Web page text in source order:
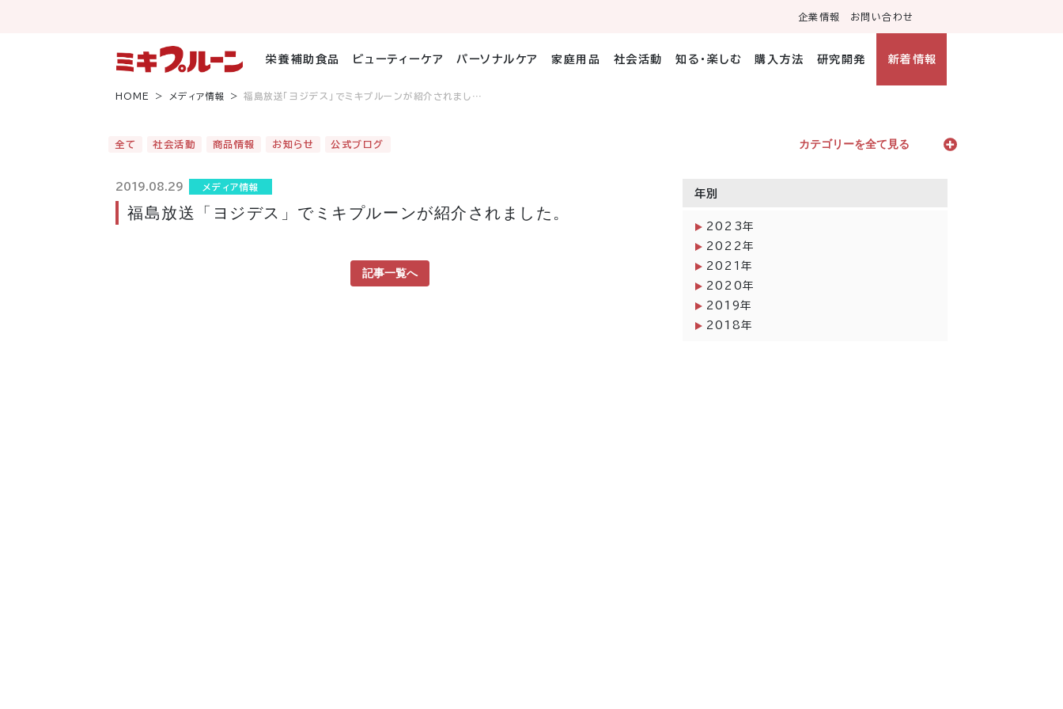
企業情報 お問い合わせ
栄養補助食品 ビューティーケア パーソナルケア 家庭用品 社会活動 知る・楽しむ 購入方法 研究開発 新着情報
HOME メディア情報 福島放送「ヨジデス」でミキプルーンが紹介されまし…
全て 社会活動 商品情報 お知らせ 公式ブログ カテゴリーを全て見る
2019.08.29 メディア情報
福島放送「ヨジデス」でミキプルーンが紹介されました。
記事一覧へ
年別
2023年
2022年
2021年
2020年
2019年
2018年